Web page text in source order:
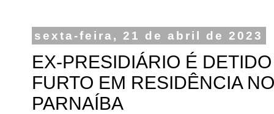
sexta-feira, 21 de abril de 2023
EX-PRESIDIÁRIO É
FURTO EM RESIDÊNCIA
PARNAÍBA